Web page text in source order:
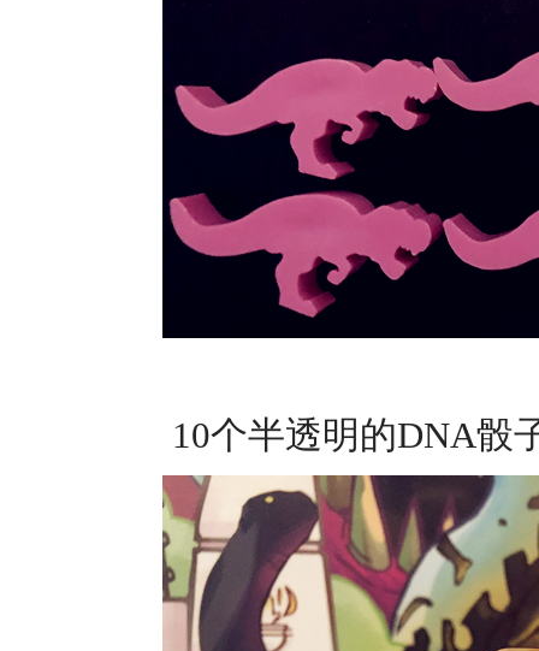
10个半透明的DNA骰